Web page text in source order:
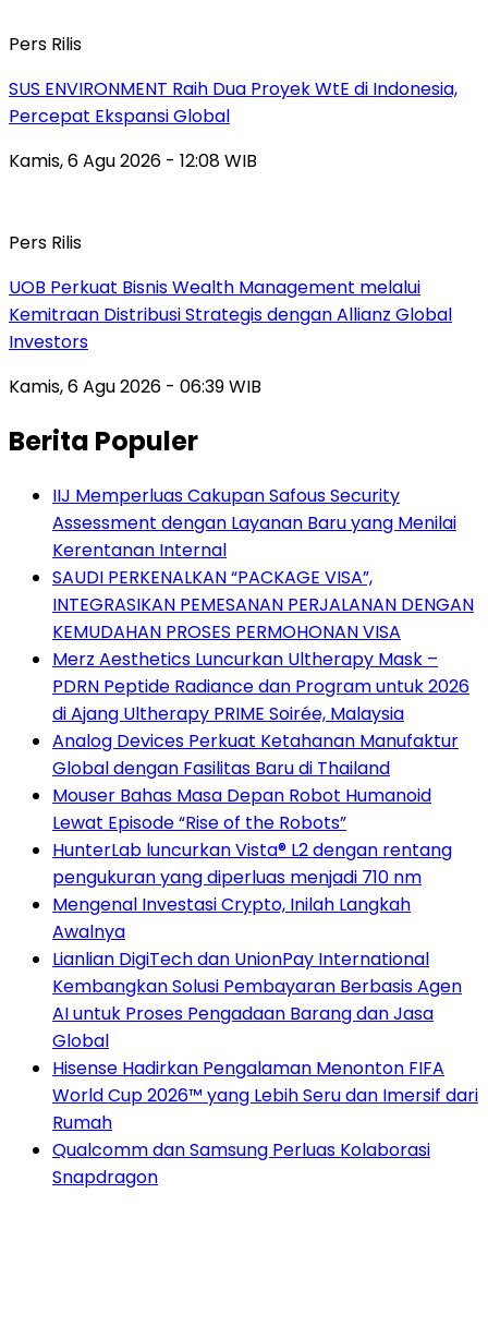
Pers Rilis
SUS ENVIRONMENT Raih Dua Proyek WtE di Indonesia,
Percepat Ekspansi Global
Kamis, 6 Agu 2026 - 12:08 WIB
Pers Rilis
UOB Perkuat Bisnis Wealth Management melalui
Kemitraan Distribusi Strategis dengan Allianz Global
Investors
Kamis, 6 Agu 2026 - 06:39 WIB
Berita Populer
IIJ Memperluas Cakupan Safous Security
Assessment dengan Layanan Baru yang Menilai
Kerentanan Internal
SAUDI PERKENALKAN “PACKAGE VISA”,
INTEGRASIKAN PEMESANAN PERJALANAN DENGAN
KEMUDAHAN PROSES PERMOHONAN VISA
Merz Aesthetics Luncurkan Ultherapy Mask –
PDRN Peptide Radiance dan Program untuk 2026
di Ajang Ultherapy PRIME Soirée, Malaysia
Analog Devices Perkuat Ketahanan Manufaktur
Global dengan Fasilitas Baru di Thailand
Mouser Bahas Masa Depan Robot Humanoid
Lewat Episode “Rise of the Robots”
HunterLab luncurkan Vista® L2 dengan rentang
pengukuran yang diperluas menjadi 710 nm
Mengenal Investasi Crypto, Inilah Langkah
Awalnya
Lianlian DigiTech dan UnionPay International
Kembangkan Solusi Pembayaran Berbasis Agen
AI untuk Proses Pengadaan Barang dan Jasa
Global
Hisense Hadirkan Pengalaman Menonton FIFA
World Cup 2026™ yang Lebih Seru dan Imersif dari
Rumah
Qualcomm dan Samsung Perluas Kolaborasi
Snapdragon